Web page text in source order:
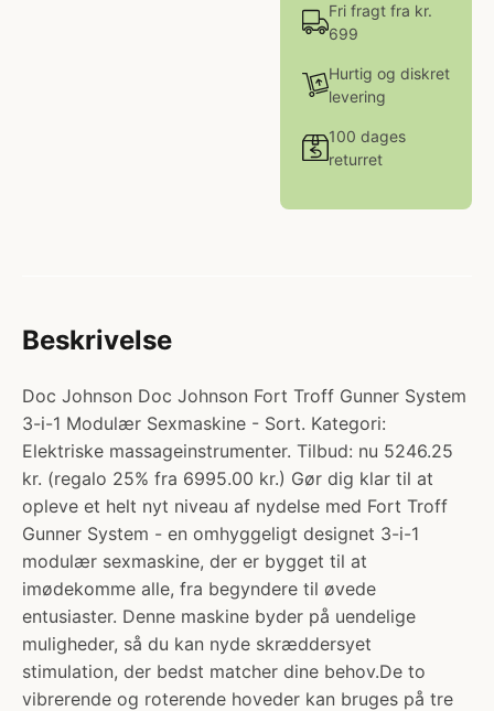
Fri fragt fra kr.
699
Hurtig og diskret
levering
100 dages
returret
Beskrivelse
Doc Johnson Doc Johnson Fort Troff Gunner System
3-i-1 Modulær Sexmaskine - Sort. Kategori:
Elektriske massageinstrumenter. Tilbud: nu 5246.25
kr. (regalo 25% fra 6995.00 kr.) Gør dig klar til at
opleve et helt nyt niveau af nydelse med Fort Troff
Gunner System - en omhyggeligt designet 3-i-1
modulær sexmaskine, der er bygget til at
imødekomme alle, fra begyndere til øvede
entusiaster. Denne maskine byder på uendelige
muligheder, så du kan nyde skræddersyet
stimulation, der bedst matcher dine behov.De to
vibrerende og roterende hoveder kan bruges på tre